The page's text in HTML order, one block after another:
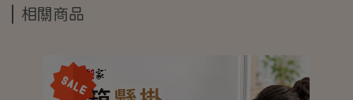
相關商品